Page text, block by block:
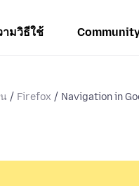
ามวิธีใช้
Firefox Navigation in